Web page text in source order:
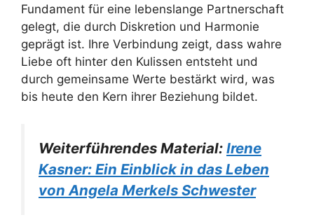
Fundament für eine lebenslange Partnerschaft
gelegt, die durch Diskretion und Harmonie
geprägt ist. Ihre Verbindung zeigt, dass wahre
Liebe oft hinter den Kulissen entsteht und
durch gemeinsame Werte bestärkt wird, was
bis heute den Kern ihrer Beziehung bildet.
Weiterführendes Material: Irene
Kasner: Ein Einblick in das Leben
von Angela Merkels Schwester